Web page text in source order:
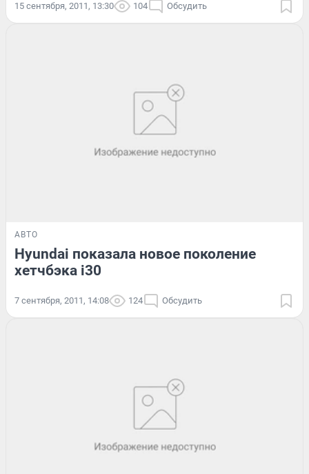
15 сентября, 2011, 13:30 104 Обсудить
АВТО
Hyundai показала новое поколение
хетчбэка i30
7 сентября, 2011, 14:08 124 Обсудить